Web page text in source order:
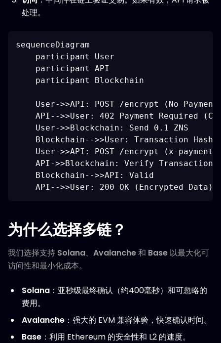
处理。
sequenceDiagram
    participant User
    participant API
    participant Blockchain
User->>API: POST /encrypt (No
API-->>User: 402 Payment Required
    User->>Blockchain: Send 0.1 ZNS
    Blockchain-->>User: Transaction Hash
User->>API: POST /encrypt (x-payment-
    API->>Blockchain: Verify Transaction
    Blockchain-->>API: Valid
为什么选择多链？
我们选择支持 Solana、 Avalanche和 Base 以最大化可
访问性和最小化成本。
Solana ：亚秒级最终确认（约400毫秒）和可忽略的
费用。
Avalanche ：强大的 EVM 兼容体验，快速确认时间。
Base ：利用 Ethereum 的安全性和 L2 的速度。